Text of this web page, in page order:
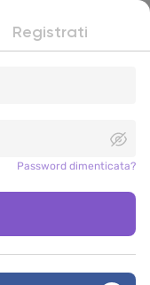
Registrati
Password dimenticata?